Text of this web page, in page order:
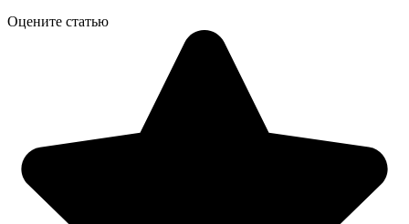
Оцените статью